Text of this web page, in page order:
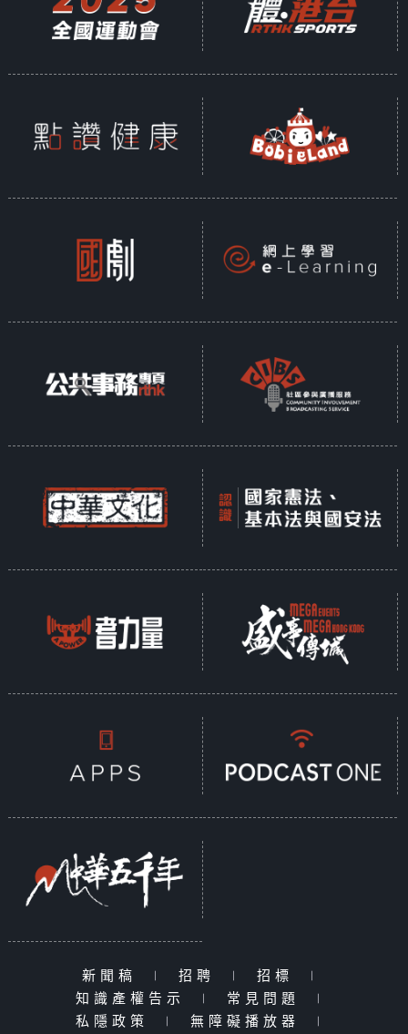
新聞稿 | 招聘 | 招標
|
知識產權告示
| 常見問題
|
私隱政策
| 無障礙播放器 |